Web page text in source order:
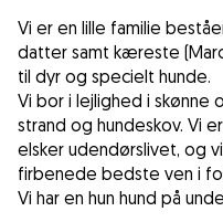
Vi er en lille familie
datter samt kæreste
til dyr og specielt hunde.
Vi bor i lejlighed i skønne
strand og hundeskov. Vi
elsker udendørslivet, og
firbenede bedste ven i
Vi har en hun hund på